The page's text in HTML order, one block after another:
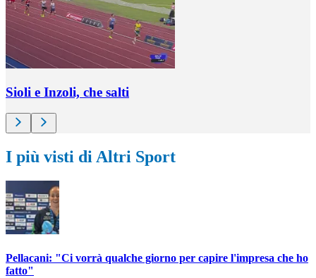
Sioli e Inzoli, che salti
I più visti di Altri Sport
Pellacani: "Ci vorrà qualche giorno per capire l'impresa che ho
fatto"